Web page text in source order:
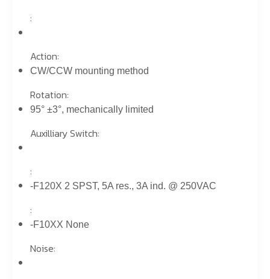
:
Action:
CW/CCW mounting method
Rotation:
95° ±3°, mechanically limited
Auxilliary Switch:
:
-F120X 2 SPST, 5A res., 3A ind. @ 250VAC
:
-F10XX None
Noise: